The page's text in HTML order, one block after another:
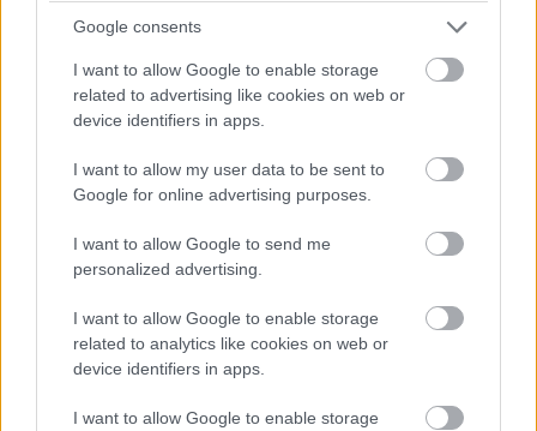
Google consents
I want to allow Google to enable storage
related to advertising like cookies on web or
device identifiers in apps.
I want to allow my user data to be sent to
Google for online advertising purposes.
I want to allow Google to send me
personalized advertising.
I want to allow Google to enable storage
related to analytics like cookies on web or
device identifiers in apps.
I want to allow Google to enable storage
Míg forgatókönyvi szempontból abszolút jellegtelen,
addig fiktív közege egy hajszálnyival jobban működik.
Világépítésének szintúgy jót tett volna egy sajátos
hangszín, hogy meg tudjuk különböztetni a
filmtörténelemben eddig látott számos
fantáziahelyszíntől, ha már a szereplői egyszerű,
palota díszletei, a kosztümök és a szörny
barlangrendszere is teljesen korrekt, csak kicsit giccses,
mint a krónikáskönyvek iniciáléi, de mi mást is várna el az
ember egy letűnt, mégis valaha fényűző kortól.